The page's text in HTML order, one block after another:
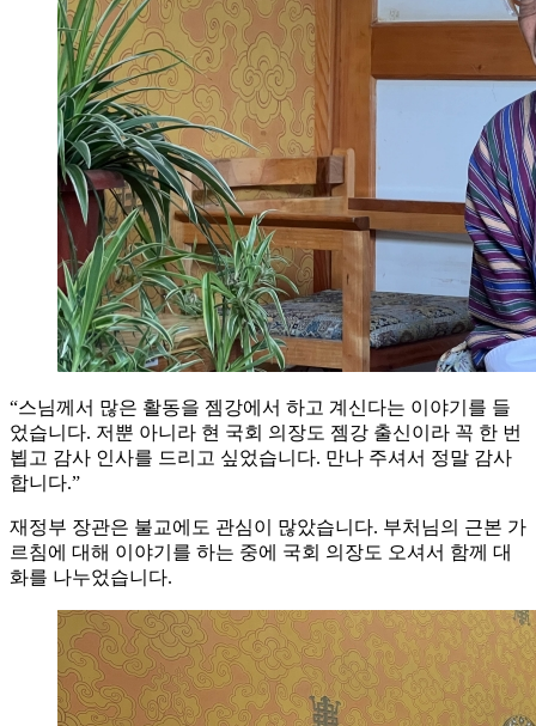
“스님께서 많은 활동을 젬강에서 하고 계신다는 이야기를 들
었습니다. 저뿐 아니라 현 국회 의장도 젬강 출신이라 꼭 한 번
뵙고 감사 인사를 드리고 싶었습니다. 만나 주셔서 정말 감사
합니다.”
재정부 장관은 불교에도 관심이 많았습니다. 부처님의 근본 가
르침에 대해 이야기를 하는 중에 국회 의장도 오셔서 함께 대
화를 나누었습니다.